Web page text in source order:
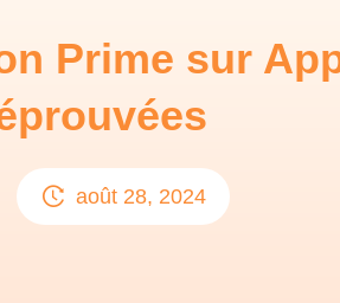
Prime sur
août 28, 2024